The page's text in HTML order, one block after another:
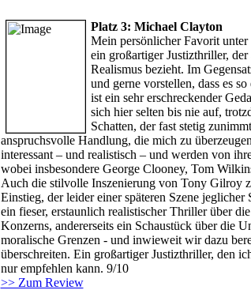
Platz 3: Michael Clayton
Mein persönlicher Favorit
ein großartiger Justizthriller,
Realismus bezieht. Im
und gerne vorstellen, dass es
ist ein sehr erschreckender
sich hier selten bis nie auf,
Schatten, der fast stetig
anspruchsvolle Handlung, die mich zu
interessant – und realistisch – und werden von
wobei insbesondere George Clooney, Tom
Auch die stilvolle Inszenierung von Tony Gilroy
Einstieg, der leider einer späteren Szene
ein fieser, erstaunlich realistischer Thriller über
Konzerns, andererseits ein Schaustück über die
moralische Grenzen - und inwieweit wir dazu
überschreiten. Ein großartiger Justizthriller, den
nur empfehlen kann. 9/10
>> Zum Review